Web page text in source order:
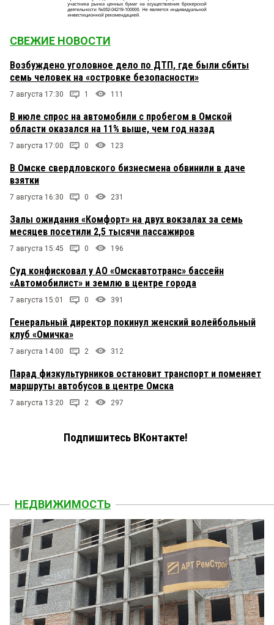
СВЕЖИЕ НОВОСТИ
Возбуждено уголовное дело по ДТП, где были сбиты
семь человек на «островке безопасности»
7 августа 17:30 1 111
В июле спрос на автомобили с пробегом в Омской
области оказался на 11% выше, чем год назад
7 августа 17:00 0 123
В Омске свердловского бизнесмена обвинили в даче
взятки
7 августа 16:30 0 231
Залы ожидания «Комфорт» на двух вокзалах за семь
месяцев посетили 2,5 тысячи пассажиров
7 августа 15:45 0 196
Суд конфисковал у АО «Омскавтотранс» бассейн
«Автомобилист» и землю в центре города
7 августа 15:01 0 391
Генеральный директор покинул женский волейбольный
клуб «Омичка»
7 августа 14:00 2 312
Парад физкультурников остановит транспорт и поменяет
маршруты автобусов в центре Омска
7 августа 13:20 2 297
Подпишитесь ВКонтакте!
НЕДВИЖИМОСТЬ